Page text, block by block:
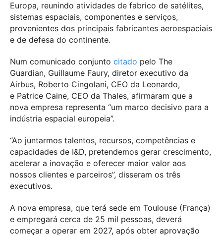
Europa, reunindo atividades de fabrico de satélites,
sistemas espaciais, componentes e serviços,
provenientes dos principais fabricantes aeroespaciais
e de defesa do continente.
Num comunicado conjunto citado pelo The
Guardian, Guillaume Faury, diretor executivo da
Airbus, Roberto Cingolani, CEO da Leonardo,
e Patrice Caine, CEO da Thales, afirmaram que a
nova empresa representa “um marco decisivo para a
indústria espacial europeia”.
“Ao juntarmos talentos, recursos, competências e
capacidades de I&D, pretendemos gerar crescimento,
acelerar a inovação e oferecer maior valor aos
nossos clientes e parceiros”, disseram os três
executivos.
A nova empresa, que terá sede em Toulouse (França)
e empregará cerca de 25 mil pessoas, deverá
começar a operar em 2027, após obter aprovação